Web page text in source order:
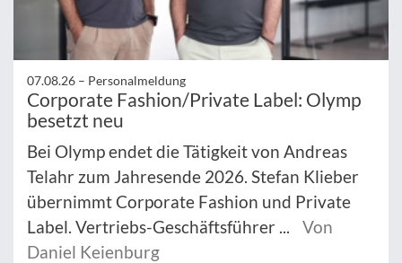
07.08.26 – Personalmeldung
Corporate Fashion/Private Label: Olymp
besetzt neu
Bei Olymp endet die Tätigkeit von Andreas
Telahr zum Jahresende 2026. Stefan Klieber
übernimmt Corporate Fashion und Private
Label. Vertriebs-Geschäftsführer ...
Von
Daniel Keienburg